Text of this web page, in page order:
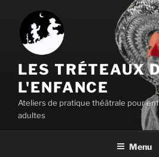
contenu
principal
LES TRÉTEAUX
L'ENFANCE
Ateliers de pratique théâtrale pour
adultes
Menu